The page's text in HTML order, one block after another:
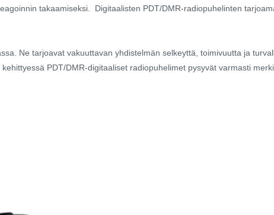
takaamiseksi. Digitaalisten PDT/DMR-radiopuhelinten
Ne tarjoavat vakuuttavan yhdistelmän selkeyttä, toimivuutta ja
PDT/DMR-digitaaliset radiopuhelimet pysyvät varmasti